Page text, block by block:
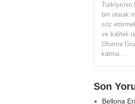
Türkiye'nin
biri olarak
söz
ve kaliteli
Oturma
katma ...
Son
Bellona